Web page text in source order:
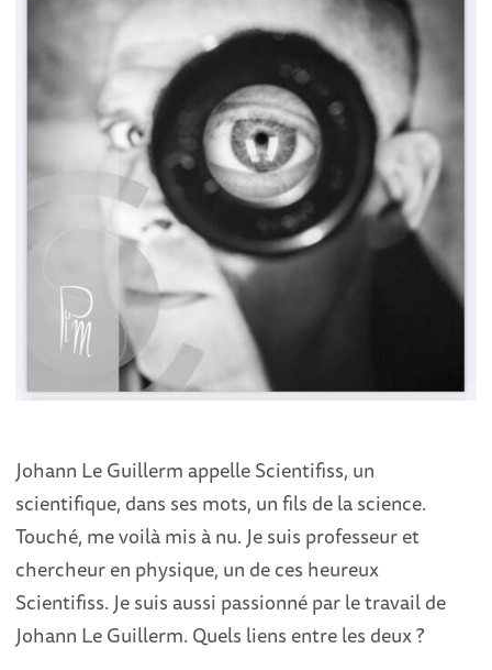
Johann Le Guillerm appelle Scientifiss, un
scientifique, dans ses mots, un fils de la science.
Touché, me voilà mis à nu. Je suis professeur et
chercheur en physique, un de ces heureux
Scientifiss. Je suis aussi passionné par le travail de
Johann Le Guillerm. Quels liens entre les deux ?